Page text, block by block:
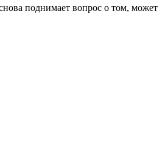
поднимает вопрос о том, может